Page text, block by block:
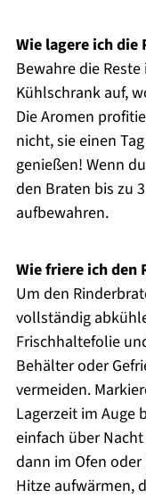
Wie lagere ich die
Bewahre die
Kühlschrank auf,
Die Aromen
nicht, sie einen
genießen! Wenn
den Braten bis zu
aufbewahren.
Wie friere ich den
Um den
vollständig
Frischhaltefolie
Behälter oder
vermeiden.
Lagerzeit im Auge
einfach über
dann im Ofen
Hitze aufwärmen,